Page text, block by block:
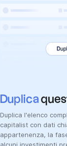
Duplica
Duplica l'elenco
capitalist con dati
appartenenza, la